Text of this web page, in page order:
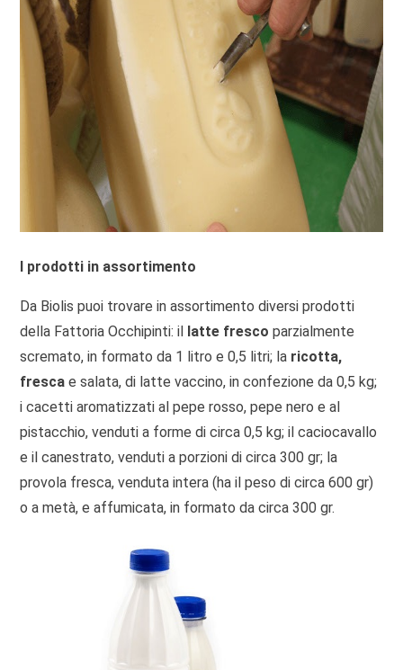
I prodotti in assortimento
Da Biolis puoi trovare in assortimento diversi prodotti
della Fattoria Occhipinti: il latte fresco parzialmente
scremato, in formato da 1 litro e 0,5 litri; la ricotta,
frescae salata, di latte vaccino, in confezione da 0,5 kg;
i cacetti aromatizzati al pepe rosso, pepe nero e al
pistacchio, venduti a forme di circa 0,5 kg; il caciocavallo
e il canestrato, venduti a porzioni di circa 300 gr; la
provola fresca, venduta intera (ha il peso di circa 600 gr)
o a metà, e affumicata, in formato da circa 300 gr.